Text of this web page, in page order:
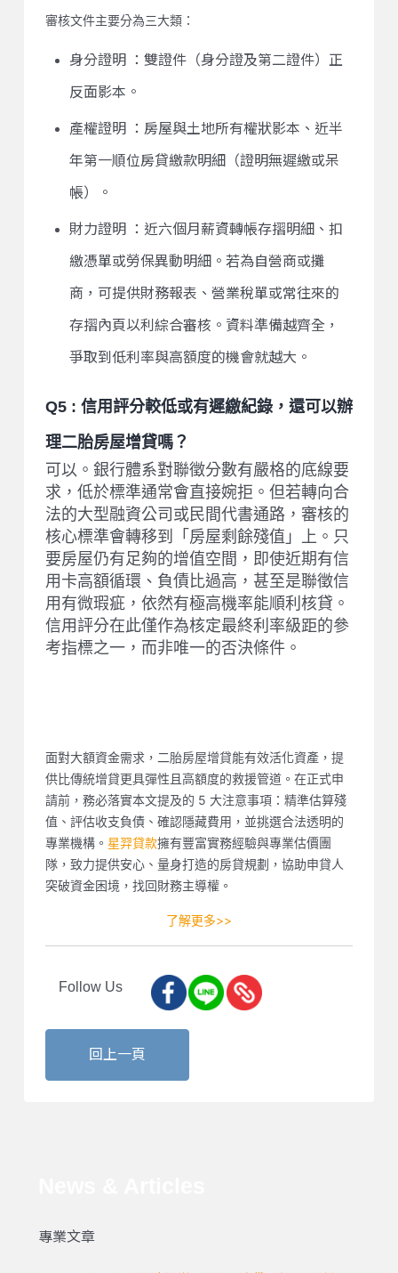
審核文件主要分為三大類：
身分證明 ：雙證件（身分證及第二證件）正
反面影本。
產權證明 ：房屋與土地所有權狀影本、近半
年第一順位房貸繳款明細（證明無遲繳或呆
帳）。
財力證明 ：近六個月薪資轉帳存摺明細、扣
繳憑單或勞保異動明細。若為自營商或攤
商，可提供財務報表、營業稅單或常往來的
存摺內頁以利綜合審核。資料準備越齊全，
爭取到低利率與高額度的機會就越大。
Q5 : 信用評分較低或有遲繳紀錄，還可以辦
理二胎房屋增貸嗎？
可以。銀行體系對聯徵分數有嚴格的底線要
求，低於標準通常會直接婉拒。但若轉向合
法的大型融資公司或民間代書通路，審核的
核心標準會轉移到「房屋剩餘殘值」上。只
要房屋仍有足夠的增值空間，即使近期有信
用卡高額循環、負債比過高，甚至是聯徵信
用有微瑕疵，依然有極高機率能順利核貸。
信用評分在此僅作為核定最終利率級距的參
考指標之一，而非唯一的否決條件。
面對大額資金需求，二胎房屋增貸能有效活化資產，提
供比傳統增貸更具彈性且高額度的救援管道。在正式申
請前，務必落實本文提及的 5 大注意事項：精準估算殘
值、評估收支負債、確認隱藏費用，並挑選合法透明的
專業機構。 星羿貸款擁有豐富實務經驗與專業估價團
隊，致力提供安心、量身打造的房貸規劃，協助申貸人
突破資金困境，找回財務主導權。
了解更多>>
Follow Us
回上一頁
專業文章